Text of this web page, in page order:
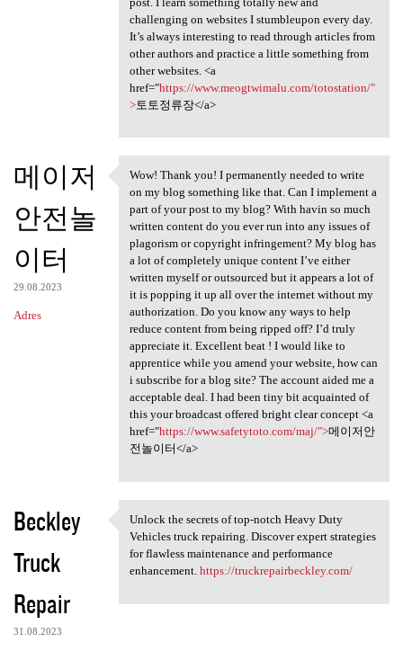
challenging on websites I stumbleupon every day.
It’s always interesting to read through articles from
other authors and practice a little something from
other websites. <a
href="https://www.meogtwimalu.com/totostation/"
>토토정류장</a>
메이저
안전놀
이터
29.08.2023
Adres
Wow! Thank you! I permanently
Wow! Thank you! I permanently needed to write
on my blog something like that. Can I implement a
part of your post to my blog? With havin so much
written content do you ever run into any issues of
plagorism or copyright infringement? My blog has
a lot of completely unique content I’ve either
written myself or outsourced but it appears a lot of
it is popping it up all over the internet without my
authorization. Do you know any ways to help
reduce content from being ripped off? I’d truly
appreciate it. Excellent beat ! I would like to
apprentice while you amend your website, how can
i subscribe for a blog site? The account aided me a
acceptable deal. I had been tiny bit acquainted of
this your broadcast offered bright clear concept <a
href="https://www.safetytoto.com/maj/">메이저안
전놀이터</a>
Beckley
Truck
Repair
31.08.2023
Unlock the secrets of top
Unlock the secrets of top-notch Heavy Duty
Vehicles truck repairing. Discover expert strategies
for flawless maintenance and performance
enhancement. https://truckrepairbeckley.com/